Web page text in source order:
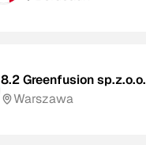
8.2 Greenfusion sp.z.o.o.
Warszawa